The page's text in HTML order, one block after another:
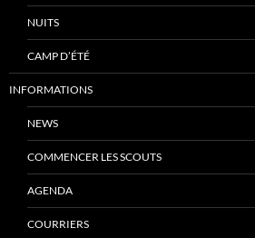
NUITS
CAMP D’ÉTÉ
INFORMATIONS
NEWS
COMMENCER LES SCOUTS
AGENDA
COURRIERS